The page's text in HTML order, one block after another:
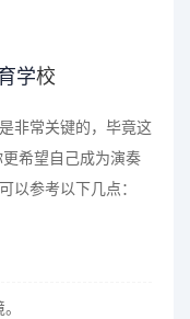
学校
是非常关键的，毕竟这
希望自己成为演奏
以参考以下几点：